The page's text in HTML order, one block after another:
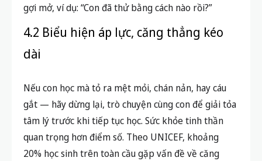
gợi mở, ví dụ: “Con đã thử bằng cách nào rồi?”
4.2 Biểu hiện áp lực, căng thẳng kéo
dài
Nếu con học mà tỏ ra mệt mỏi, chán nản, hay cáu
gắt — hãy dừng lại, trò chuyện cùng con để giải tỏa
tâm lý trước khi tiếp tục học. Sức khỏe tinh thần
quan trọng hơn điểm số. Theo UNICEF, khoảng
20% học sinh trên toàn cầu gặp vấn đề về căng